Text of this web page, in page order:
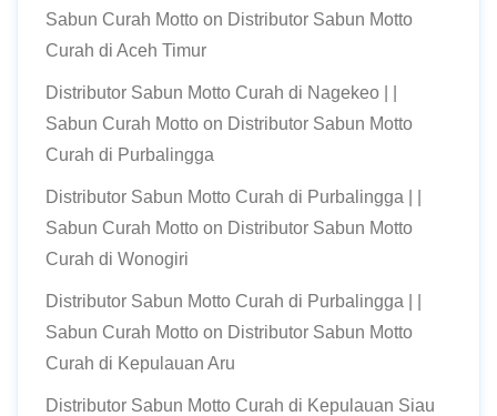
Sabun Curah Motto on Distributor Sabun Motto
Curah di Aceh Timur
Distributor Sabun Motto Curah di Nagekeo | |
Sabun Curah Motto on Distributor Sabun Motto
Curah di Purbalingga
Distributor Sabun Motto Curah di Purbalingga | |
Sabun Curah Motto on Distributor Sabun Motto
Curah di Wonogiri
Distributor Sabun Motto Curah di Purbalingga | |
Sabun Curah Motto on Distributor Sabun Motto
Curah di Kepulauan Aru
Distributor Sabun Motto Curah di Kepulauan Siau